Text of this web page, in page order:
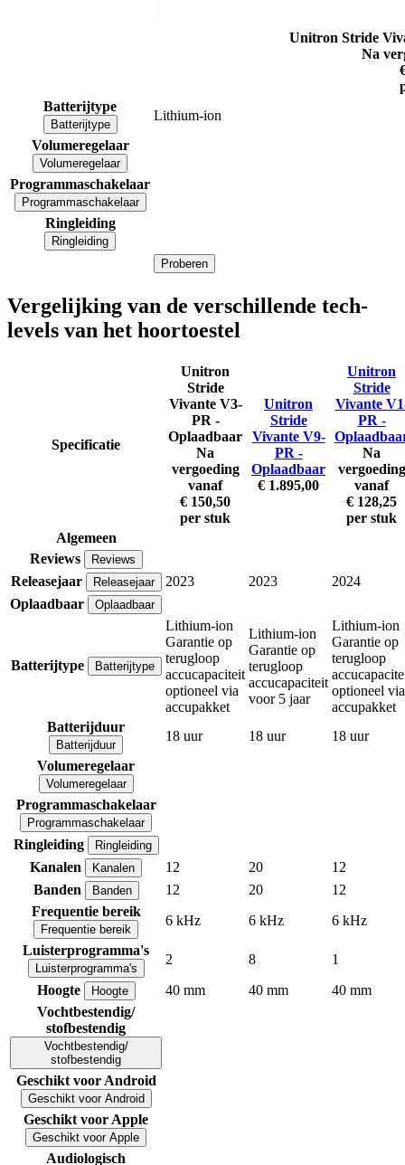
Unitron Stride
Na
Batterijtype
Batterijtype
Lithium-ion
Volumeregelaar
Volumeregelaar
Programmaschakelaar
Programmaschakelaar
Ringleiding
Ringleiding
Proberen
Vergelijking van de verschillende tech-
levels van het hoortoestel
Specificatie
Unitron
Stride
Vivante V3-
PR -
Oplaadbaar
Na
vergoeding
vanaf
€ 150,50
per stuk
Unitron
Stride
Vivante V9-
PR -
Oplaadbaar
€ 1.895,00
Unitron
Stride
Vivante
PR -
Na
vergoeding
vanaf
€ 128,25
per stuk
Algemeen
Reviews
Reviews
Releasejaar Releasejaar 2023 2023
2024
Oplaadbaar
Oplaadbaar
Batterijtype Batterijtype
Lithium-ion
Garantie op
terugloop
accucapaciteit
optioneel via
accupakket
Lithium-ion
Garantie op
terugloop
accucapaciteit
voor 5 jaar
Lithium-ion
Garantie op
terugloop
optioneel via
accupakket
Batterijduur
Batterijduur
18 uur 18 uur
18 uur
Volumeregelaar
Volumeregelaar
Programmaschakelaar
Programmaschakelaar
Ringleiding Ringleiding
Kanalen Kanalen 12 20
12
Banden
Banden 12 20
12
Frequentie bereik
Frequentie bereik
6 kHz 6 kHz
6 kHz
Luisterprogramma's
Luisterprogramma's
2 8
1
Hoogte
Hoogte 40 mm 40 mm
40 mm
Vochtbestendig/
stofbestendig
Vochtbestendig/
stofbestendig
Geschikt voor Android
Geschikt voor Android
Geschikt voor Apple
Geschikt voor Apple
Audiologisch